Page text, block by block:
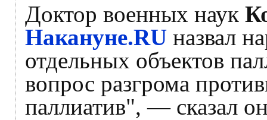
Доктор военных наук
Накануне.RU назвал
отдельных объектов
вопрос разгрома
паллиатив", — сказал